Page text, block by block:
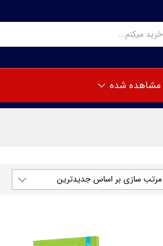
شده
مرتب سازی بر اساس جدیدترین